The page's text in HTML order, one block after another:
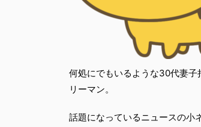
何処にでもいるような30代妻子
リーマン。
話題になっているニュースの小